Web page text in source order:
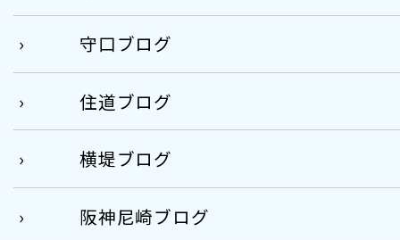
守口ブログ
住道ブログ
横堤ブログ
阪神尼崎ブログ